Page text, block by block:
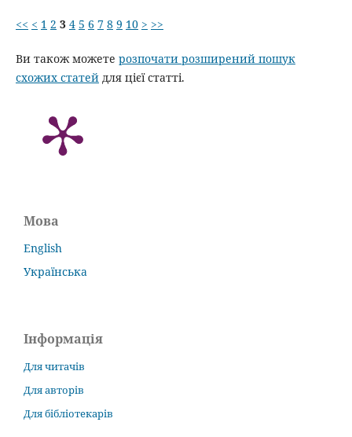
<< < 1 2 3 4 5 6 7 8 9 10 > >>
Ви також можете розпочати розширений пошук
схожих статейдля цієї статті.
Мова
English
Українська
Інформація
Для читачів
Для авторів
Для бібліотекарів